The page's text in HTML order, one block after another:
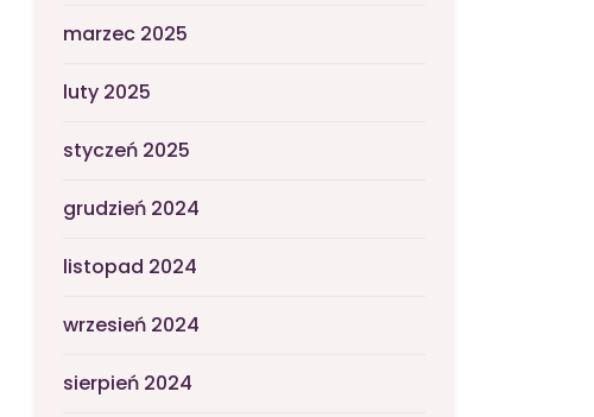
marzec 2025
luty 2025
styczeń 2025
grudzień 2024
listopad 2024
wrzesień 2024
sierpień 2024